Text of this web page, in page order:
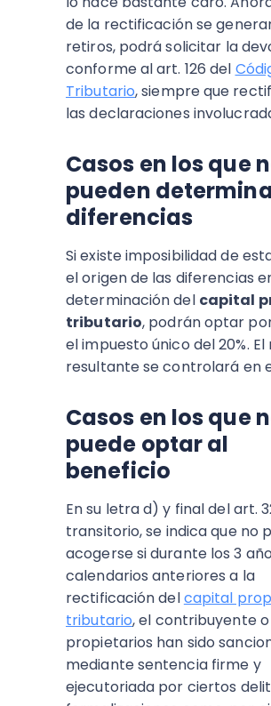
de la rectificación se
retiros, podrá solicitar la
conforme al art. 126 del
Tributario, siempre que
las declaraciones
Casos en los que
pueden
diferencias
Si existe imposibilidad de
el origen de las diferencias
determinación del capital
tributario, podrán optar
el impuesto único del 20%.
resultante se controlará en
Casos en los que
puede optar al
beneficio
En su letra d) y final del art.
transitorio, se indica que no
acogerse si durante los 3
calendarios anteriores a la
rectificación delcapital
tributario, el contribuyente o
propietarios han sido
mediante sentencia firme y
ejecutoriada por ciertos